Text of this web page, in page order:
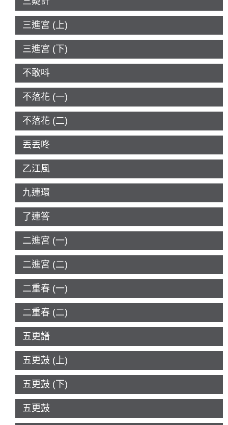
三進宮 (上)
三進宮 (下)
不敢呌
不落花 (一)
不落花 (二)
丟丟咚
乙江風
九連環
了連答
二進宮 (一)
二進宮 (二)
二重春 (一)
二重春 (二)
五更譜
五更鼓 (上)
五更鼓 (下)
五更鼓